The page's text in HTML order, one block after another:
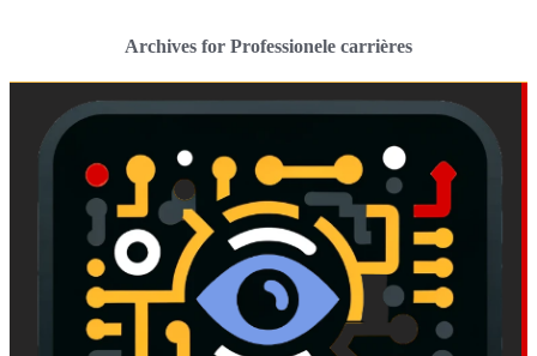
Archives for Professionele carrières